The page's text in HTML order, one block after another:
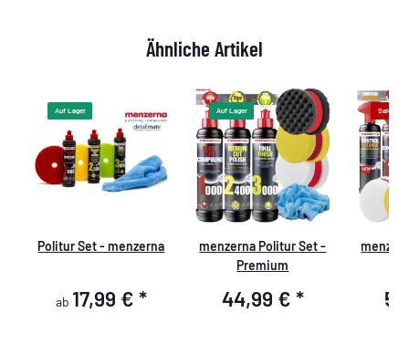
Ähnliche Artikel
Auf Lager
Politur Set - menzerna
ab 17,99 € *
Auf Lager
menzerna Politur Set -
Premium
44,99 € *
Sale 8%